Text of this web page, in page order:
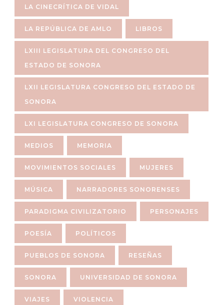
LA CINECRÍTICA DE VIDAL
LA REPÚBLICA DE AMLO LIBROS
LXIII LEGISLATURA DEL CONGRESO DEL
ESTADO DE SONORA
LXII LEGISLATURA CONGRESO DEL ESTADO DE
SONORA
LXI LEGISLATURA CONGRESO DE SONORA
MEDIOS MEMORIA
MOVIMIENTOS SOCIALES MUJERES
MÚSICA NARRADORES SONORENSES
PARADIGMA CIVILIZATORIO PERSONAJES
POESÍA POLÍTICOS
PUEBLOS DE SONORA RESEÑAS
SONORA UNIVERSIDAD DE SONORA
VIAJES VIOLENCIA